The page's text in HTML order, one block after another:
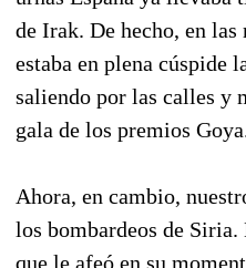
de Irak. De hecho, en
estaba en plena cúspide
saliendo por las calles y
gala de los premios
Ahora, en cambio,
los bombardeos de
que le afeó en su